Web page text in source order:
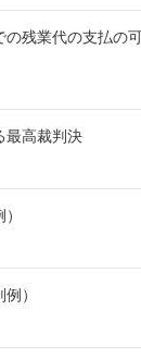
残業代の支払の
最高裁判決
）